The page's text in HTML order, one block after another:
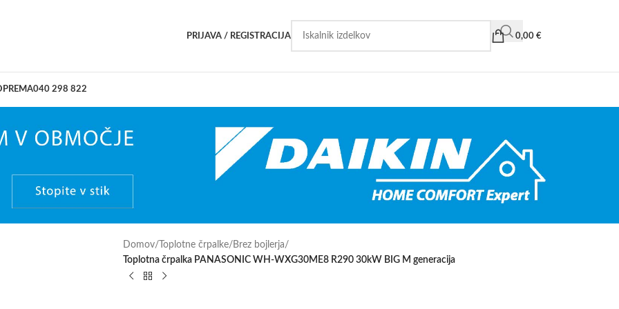
PRIJAVA / REGISTRACIJA 0,00 €
040 298 822
Domov/ Toplotne črpalke/ Brez bojlerja/
Toplotna črpalka PANASONIC WH-WXG30ME8 R290 30kW BIG M generacija